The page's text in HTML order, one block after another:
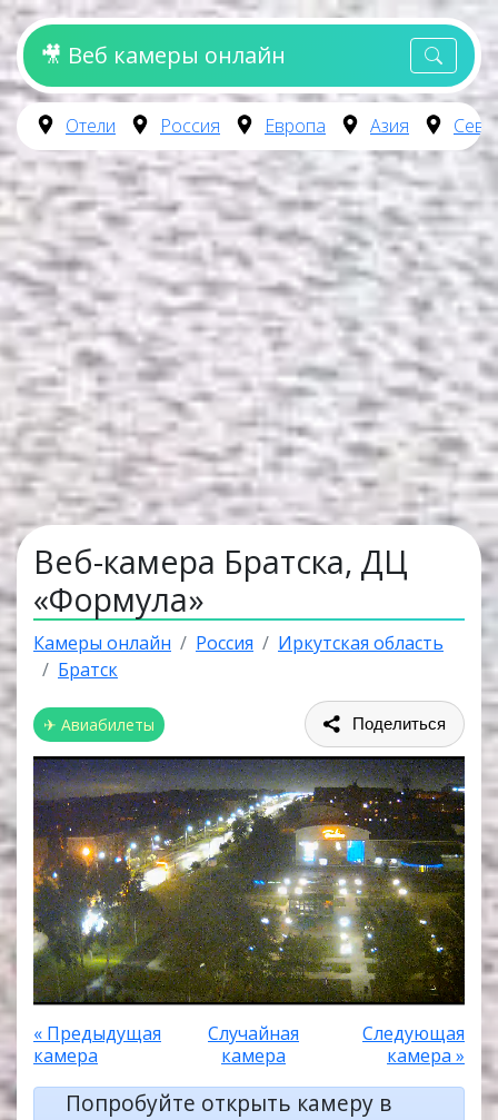
🎥 Веб камеры онлайн
Отели Россия Европа Азия
Веб-камера Братска, ДЦ
«Формула»
Камеры онлайн Россия
Иркутская область
Братск
✈ Авиабилеты Поделиться
« Предыдущая
камера
Случайная
камера
Следующая
камера »
Попробуйте открыть камеру в